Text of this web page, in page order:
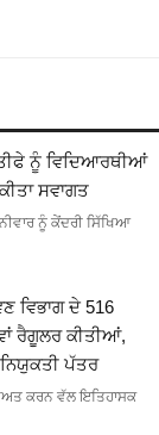
ਨੂੰ ਵਿਦਿਆਰਥੀਆਂ
ਸਵਾਗਤ
ਨੂੰ ਕੇਂਦਰੀ ਸਿੱਖਿਆ
ਵਿਭਾਗ ਦੇ 516
ਰੈਗੂਲਰ ਕੀਤੀਆਂ,
ਪੱਤਰ
ਕਰਨ ਵੱਲ ਇਤਿਹਾਸਕ